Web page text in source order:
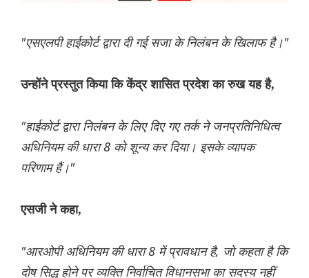
"एसएलपी हाईकोर्ट द्वारा दी गई सजा के निलंबन के खिलाफ है।"
उन्होंने प्रस्तुत किया कि केंद्र शासित प्रदेश का रुख यह है,
"हाईकोर्ट द्वारा निलंबन के लिए दिए गए तर्क ने जनप्रतिनिधित्व
अधिनियम की धारा 8 को शून्य कर दिया। इसके व्यापक
परिणाम हैं।"
एसजी ने कहा,
"आरओपी अधिनियम की धारा 8 में प्रावधान है, जो कहता है कि
दोष सिद्ध होने पर व्यक्ति निर्वाचित विधानसभा का सदस्य नहीं